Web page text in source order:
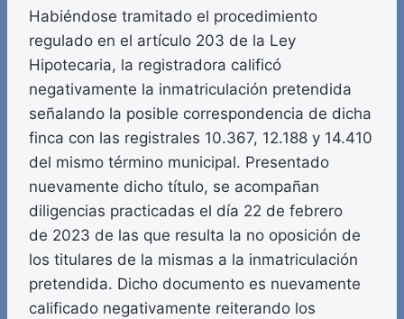
Habiéndose tramitado el procedimiento
regulado en el artículo 203 de la Ley
Hipotecaria, la registradora calificó
negativamente la inmatriculación pretendida
señalando la posible correspondencia de dicha
finca con las registrales 10.367, 12.188 y 14.410
del mismo término municipal. Presentado
nuevamente dicho título, se acompañan
diligencias practicadas el día 22 de febrero
de 2023 de las que resulta la no oposición de
los titulares de la mismas a la inmatriculación
pretendida. Dicho documento es nuevamente
calificado negativamente reiterando los